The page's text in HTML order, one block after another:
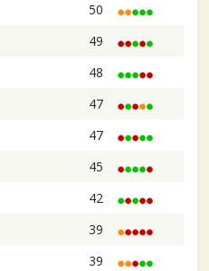
50
49
48
47
47
45
42
39
39